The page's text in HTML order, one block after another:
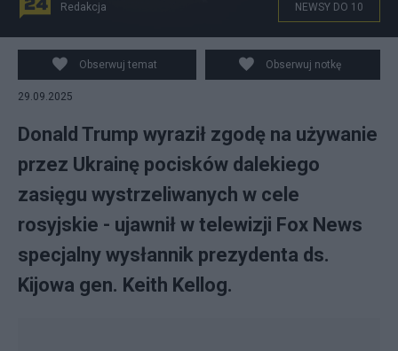
Redakcja NEWSY DO 10
Obserwuj temat Obserwuj notkę
29.09.2025
Donald Trump wyraził zgodę na używanie
przez Ukrainę pocisków dalekiego
zasięgu wystrzeliwanych w cele
rosyjskie - ujawnił w telewizji Fox News
specjalny wysłannik prezydenta ds.
Kijowa gen. Keith Kellog.